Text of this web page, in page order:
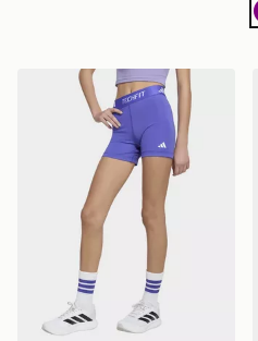
adidas Leggings Corti Techfit